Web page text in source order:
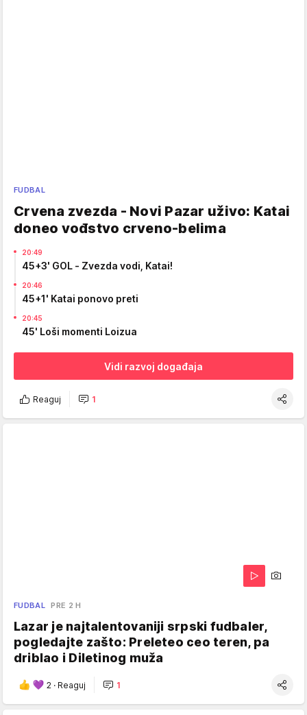
FUDBAL
Crvena zvezda - Novi Pazar uživo: Katai
doneo vođstvo crveno-belima
20:49
45+3' GOL - Zvezda vodi, Katai!
20:46
45+1' Katai ponovo preti
20:45
45' Loši momenti Loizua
Vidi razvoj događaja
Reaguj 1
FUDBAL PRE 2 H
Lazar je najtalentovaniji srpski fudbaler,
pogledajte zašto: Preleteo ceo teren, pa
driblao i Diletinog muža
2 · Reaguj 1